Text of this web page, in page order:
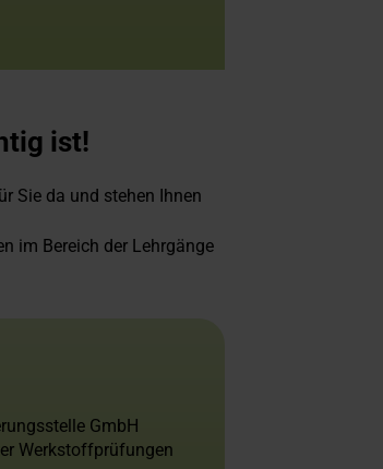
ist!
Sie da und stehen Ihnen
im Bereich der Lehrgänge
GmbH
Werkstoffprüfungen